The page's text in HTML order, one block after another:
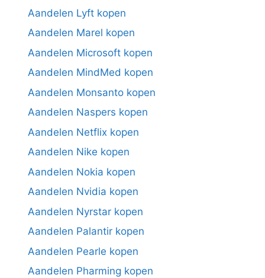
Aandelen Lyft kopen
Aandelen Marel kopen
Aandelen Microsoft kopen
Aandelen MindMed kopen
Aandelen Monsanto kopen
Aandelen Naspers kopen
Aandelen Netflix kopen
Aandelen Nike kopen
Aandelen Nokia kopen
Aandelen Nvidia kopen
Aandelen Nyrstar kopen
Aandelen Palantir kopen
Aandelen Pearle kopen
Aandelen Pharming kopen